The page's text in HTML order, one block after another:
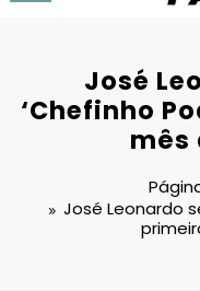
José
‘Chefinho
mês
José Leonardo